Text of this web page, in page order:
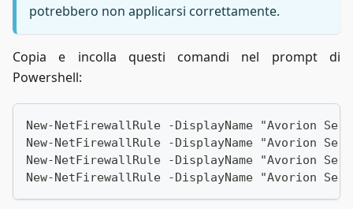
potrebbero non applicarsi correttamente.
Copia e incolla questi comandi nel prompt di
Powershell:
New-NetFirewallRule -DisplayName "Avorion
New-NetFirewallRule -DisplayName "Avorion
New-NetFirewallRule -DisplayName "Avorion
New-NetFirewallRule -DisplayName "Avorion